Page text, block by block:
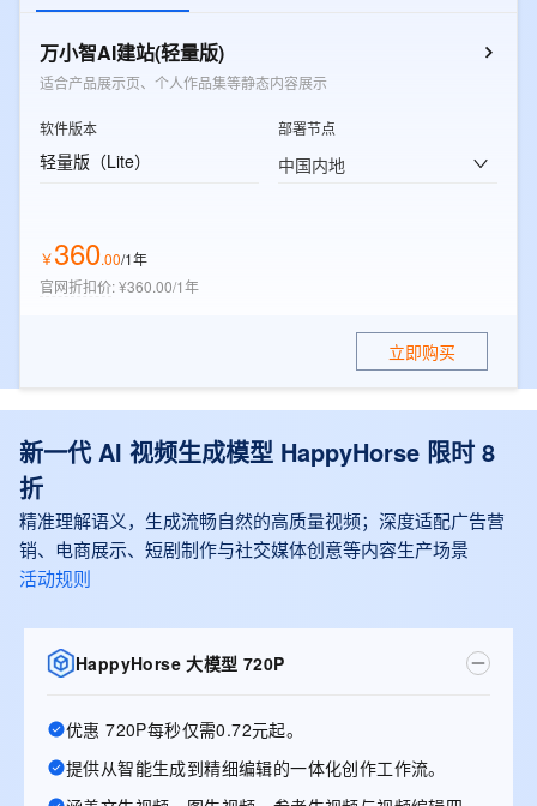
万小智AI建站(轻量版)
适合产品展示页、个人作品集等静态内容展示
软件版本
轻量版（Lite）
部署节点
中国内地
￥360.00/1年
官网折扣价:¥360.00/1年
立即购买
新一代 AI 视频生成模型 HappyHorse 限时 8
折
精准理解语义，生成流畅自然的高质量视频；深度适配广告营
销、电商展示、短剧制作与社交媒体创意等内容生产场景
活动规则
HappyHorse 大模型 720P
优惠 720P每秒仅需0.72元起。
提供从智能生成到精细编辑的一体化创作工作流。